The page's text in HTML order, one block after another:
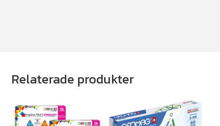
Relaterade produkter